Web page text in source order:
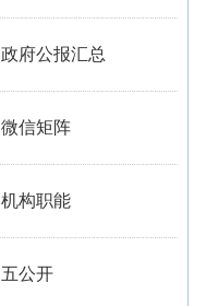
政府公报汇总
微信矩阵
机构职能
五公开